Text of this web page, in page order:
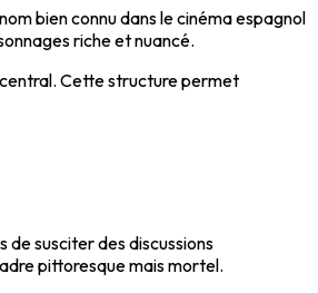
bien connu dans le cinéma espagnol
riche et nuancé.
Cette structure permet
susciter des discussions
pittoresque mais mortel.